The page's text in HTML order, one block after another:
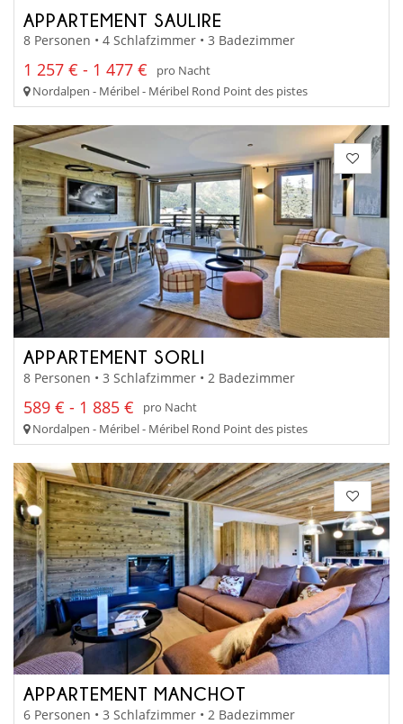
APPARTEMENT SAULIRE
8 Personen • 4 Schlafzimmer • 3 Badezimmer
1 257 € - 1 477 €
pro Nacht
Nordalpen - Méribel - Méribel Rond Point des pistes
APPARTEMENT SORLI
8 Personen • 3 Schlafzimmer • 2 Badezimmer
589 € - 1 885 €
pro Nacht
Nordalpen - Méribel - Méribel Rond Point des pistes
APPARTEMENT MANCHOT
6 Personen • 3 Schlafzimmer • 2 Badezimmer